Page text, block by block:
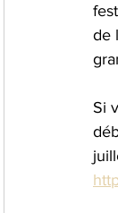
de
Si